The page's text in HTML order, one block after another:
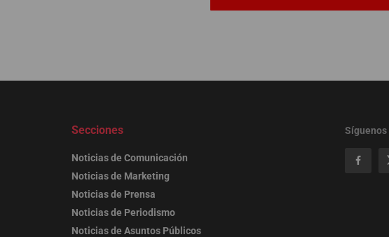
Secciones
Noticias de Comunicación
Noticias de Marketing
Noticias de Prensa
Noticias de Periodismo
Noticias de Asuntos Públicos
Síguenos